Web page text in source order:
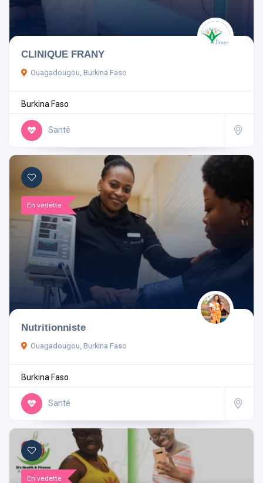
CLINIQUE FRANY
Ouagadougou, Burkina Faso
Burkina Faso
Santé
En vedette
Nutritionniste
Ouagadougou, Burkina Faso
Burkina Faso
Santé
En vedette